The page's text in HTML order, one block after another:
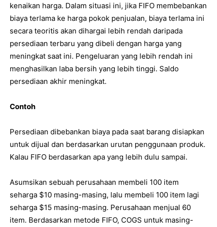
kenaikan harga. Dalam situasi ini, jika FIFO membebankan
biaya terlama ke harga pokok penjualan, biaya terlama ini
secara teoritis akan dihargai lebih rendah daripada
persediaan terbaru yang dibeli dengan harga yang
meningkat saat ini. Pengeluaran yang lebih rendah ini
menghasilkan laba bersih yang lebih tinggi. Saldo
persediaan akhir meningkat.
Contoh
Persediaan dibebankan biaya pada saat barang disiapkan
untuk dijual dan berdasarkan urutan penggunaan produk.
Kalau FIFO berdasarkan apa yang lebih dulu sampai.
Asumsikan sebuah perusahaan membeli 100 item
seharga $10 masing-masing, lalu membeli 100 item lagi
seharga $15 masing-masing. Perusahaan menjual 60
item. Berdasarkan metode FIFO, COGS untuk masing-